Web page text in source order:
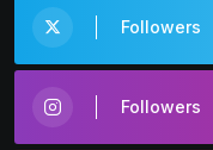
Followers
Followers